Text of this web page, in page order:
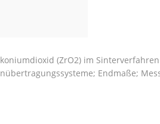
(ZrO2) im
Endmaße;